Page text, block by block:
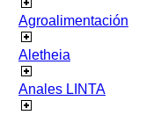
Agroalimentación
Aletheia
Anales LINTA